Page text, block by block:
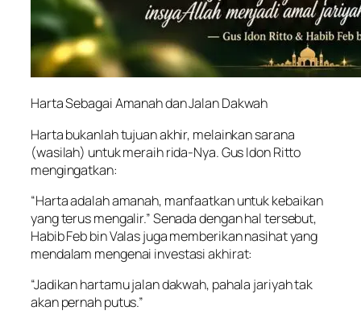
Harta Sebagai Amanah dan Jalan Dakwah
Harta bukanlah tujuan akhir, melainkan sarana
(wasilah) untuk meraih rida-Nya. Gus Idon Ritto
mengingatkan:
“Harta adalah amanah, manfaatkan untuk kebaikan
yang terus mengalir.” Senada dengan hal tersebut,
Habib Feb bin Valas juga memberikan nasihat yang
mendalam mengenai investasi akhirat:
“Jadikan hartamu jalan dakwah, pahala jariyah tak
akan pernah putus.”